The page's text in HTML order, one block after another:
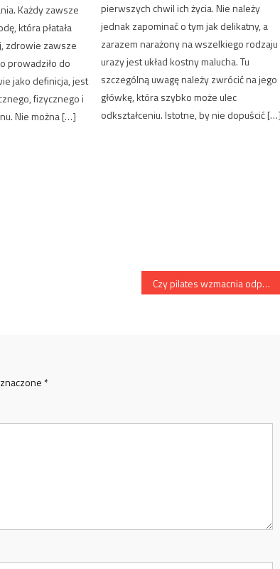
Każdy zawsze
która płatała
zdrowie zawsze
prowadziło do
jako definicja, jest
fizycznego i
Nie można […]
pierwszych chwil ich życia. Nie należy
jednak zapominać o tym jak delikatny, a
zarazem narażony na wszelkiego rodzaju
urazy jest układ kostny malucha. Tu
szczególną uwagę należy zwrócić na jego
główkę, która szybko może ulec
odkształceniu. Istotne, by nie dopuścić
Czy pilates wzmacnia odporność?
*